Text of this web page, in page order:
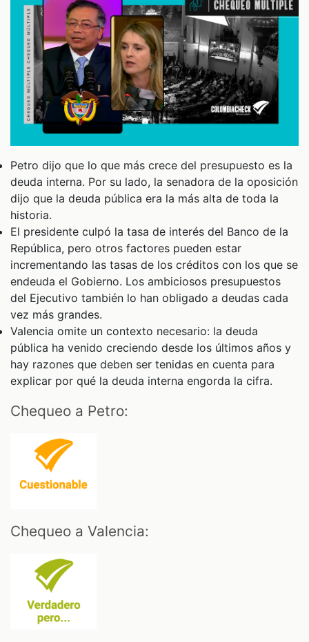
Petro dijo que lo que más crece del presupuesto es la
deuda interna. Por su lado, la senadora de la oposición
dijo que la deuda pública era la más alta de toda la
historia.
El presidente culpó la tasa de interés del Banco de la
República, pero otros factores pueden estar
incrementando las tasas de los créditos con los que se
endeuda el Gobierno. Los ambiciosos presupuestos
del Ejecutivo también lo han obligado a deudas cada
vez más grandes.
Valencia omite un contexto necesario: la deuda
pública ha venido creciendo desde los últimos años y
hay razones que deben ser tenidas en cuenta para
explicar por qué la deuda interna engorda la cifra.
Chequeo a Petro:
Chequeo a Valencia: